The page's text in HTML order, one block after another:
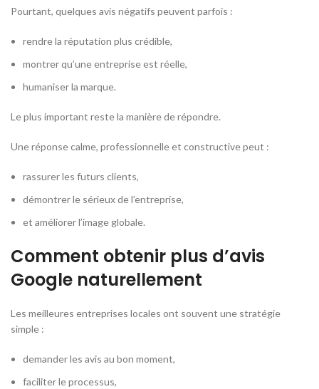
Pourtant, quelques avis négatifs peuvent parfois :
rendre la réputation plus crédible,
montrer qu’une entreprise est réelle,
humaniser la marque.
Le plus important reste la manière de répondre.
Une réponse calme, professionnelle et constructive peut :
rassurer les futurs clients,
démontrer le sérieux de l’entreprise,
et améliorer l’image globale.
Comment obtenir plus d’avis
Google naturellement
Les meilleures entreprises locales ont souvent une stratégie
simple :
demander les avis au bon moment,
faciliter le processus,